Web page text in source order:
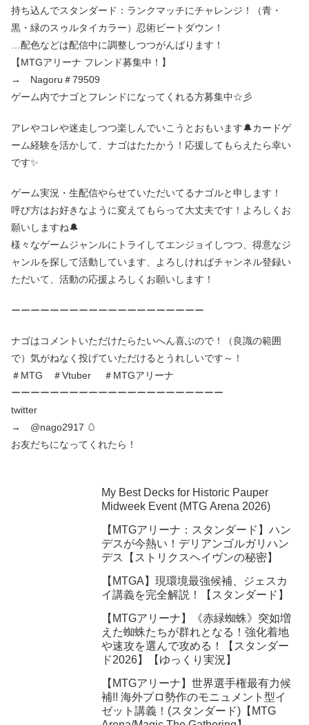
持ち込んでスタンダード：ランクマッチにチャレンジ！（青・
黒・緑のスゥルタイカラー）忍術ビートダウン！
…配色などは配信中に調整しつつがんばります！
【MTGアリーナ フレンド募集中！】
→ Nagoru＃79509
ゲーム内でナゴとフレンドになってくれる方募集中☆彡
アレやコレや迷走しつつ楽しんでいこうとおもいます🔔カードゲ
ーム経験を活かして、ナゴはたたかう！応援してもらえたら幸い
です✨
ゲーム実況・生配信やらせていただいてるナゴルと申します！
呼び方はお好きなように変えてもらって大丈夫です！よろしくお
願いしますね🔔
様々なゲームジャンルにトライしてエンジョイしつつ、得意なジ
ャンルを探して活動しています、よろしければチャンネル登録い
ただいて、活動の応援よろしくお願いします！
ーーーーーーーーーーーーーーーーーーーー
ナゴはコメントいただけたらたいへん喜ぶので！（良識の範囲
で）気がねなく投げていただけるとうれしいです～！
＃MTG ＃Vtuber ＃MTGアリーナ
ーーーーーーーーーーーーーーーーーーーーーー
twitter
→ @nago2917 🥚
お友だちになってくれたら！
My Best Decks for Historic Pauper
Midweek Event (MTG Arena 2026)
【MTGアリーナ：スタンダード】ハン
デスが今熱い！デリアンゴルガリハン
デス【ストリクスヘイヴンの秘密】
【MTGA】現環境最強候補、ジェスカ
イ講義を完全解説！【スタンダード】
【MTGアリーナ】《赤緑蜘蛛》突如増
えた蜘蛛たちが群れとなる！強化着地
や速攻を選んで攻める！【スタンダー
ド2026】【ゆっくり実況】
【MTGアリーナ】世界選手権最有力候
補!! 海外プロ勢作のモニュメント型イ
ゼット講義！(スタンダード)【MTG